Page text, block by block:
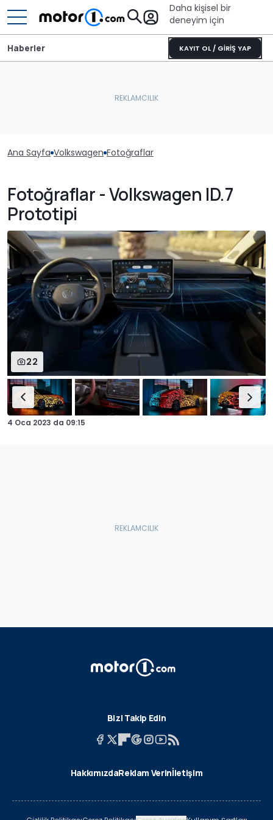
Daha kişisel bir
deneyim için
KAYIT OL / GİRİŞ YAP
Haberler
Ana Sayfa Volkswagen Fotoğraflar
Fotoğraflar - Volkswagen ID.7
Prototipi
22
4 Oca 2023 da 09:15
Bizi Takip Edin
HakkımızdaReklam Verinİletişim